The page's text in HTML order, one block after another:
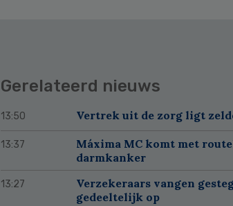
Gerelateerd nieuws
13:50 Vertrek uit de zorg ligt
13:37
Máxima MC komt met
darmkanker
13:27
Verzekeraars vangen
gedeeltelijk op